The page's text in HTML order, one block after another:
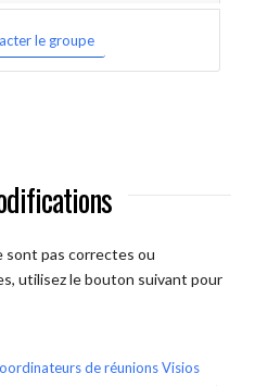
le groupe
sont pas correctes ou
utilisez le bouton suivant pour
de réunions Visios